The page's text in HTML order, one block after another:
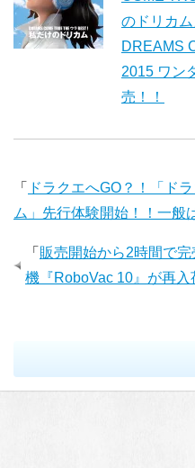
のドリカ
DREAMS
2015 ワン
売！！
「
ドラクエへGO？！「ド
ム」先行体験開始！！一般
「 販売開始から2時間で
機『RoboVac 10』が再入